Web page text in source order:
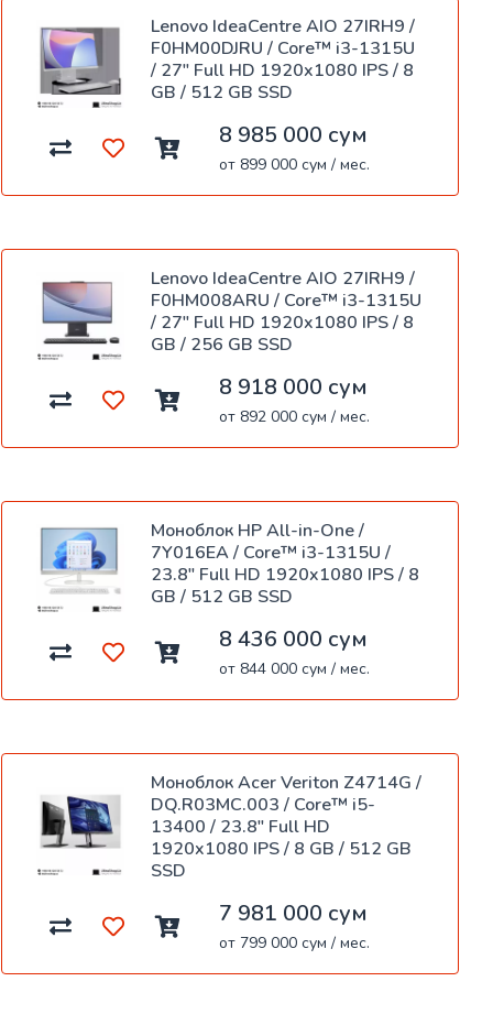
Lenovo IdeaCentre AIO 27IRH9 /
F0HM00DJRU / Core™ i3-1315U
/ 27" Full HD 1920x1080 IPS / 8
GB / 512 GB SSD
8 985 000 сум
от 899 000 сум / мес.
Lenovo IdeaCentre AIO 27IRH9 /
F0HM008ARU / Core™ i3-1315U
/ 27" Full HD 1920x1080 IPS / 8
GB / 256 GB SSD
8 918 000 сум
от 892 000 сум / мес.
Моноблок HP All-in-One /
7Y016EA / Core™ i3-1315U /
23.8" Full HD 1920x1080 IPS / 8
GB / 512 GB SSD
8 436 000 сум
от 844 000 сум / мес.
Моноблок Acer Veriton Z4714G /
DQ.R03MC.003 / Core™ i5-
13400 / 23.8" Full HD
1920x1080 IPS / 8 GB / 512 GB
SSD
7 981 000 сум
от 799 000 сум / мес.